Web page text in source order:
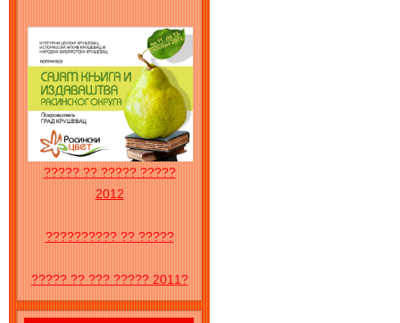
????? ?? ????? ?????
2012
?????????? ?? ?????
????? ?? ??? ????? 2011?